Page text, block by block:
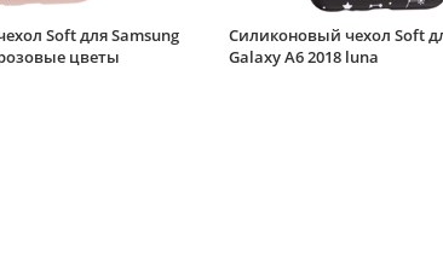
Силиконовый
Soft для
Galaxy A6 2018
Soft для Samsung
цветы
Силиконовый чехол Soft
Galaxy A6 2018 luna